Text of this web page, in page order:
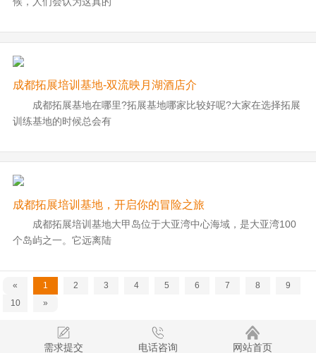
成都拓展培训基地-双流映月湖酒店介
成都拓展基地在哪里?拓展基地哪家比较好呢?大家在选择拓展
训练基地的时候总会有
成都拓展培训基地，开启你的冒险之旅
成都拓展培训基地大甲岛位于大亚湾中心海域，是大亚湾100
个岛屿之一。它远离陆
« 1 2 3 4 5 6 7 8
9
10
»
需求提交 电话咨询 网站首页